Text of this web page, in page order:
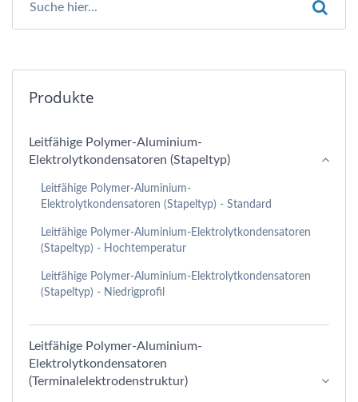
Produkte
Leitfähige Polymer-Aluminium-
Elektrolytkondensatoren (Stapeltyp)
Leitfähige Polymer-Aluminium-
Elektrolytkondensatoren (Stapeltyp) - Standard
Leitfähige Polymer-Aluminium-Elektrolytkondensatoren
(Stapeltyp) - Hochtemperatur
Leitfähige Polymer-Aluminium-Elektrolytkondensatoren
(Stapeltyp) - Niedrigprofil
Leitfähige Polymer-Aluminium-
Elektrolytkondensatoren
(Terminalelektrodenstruktur)